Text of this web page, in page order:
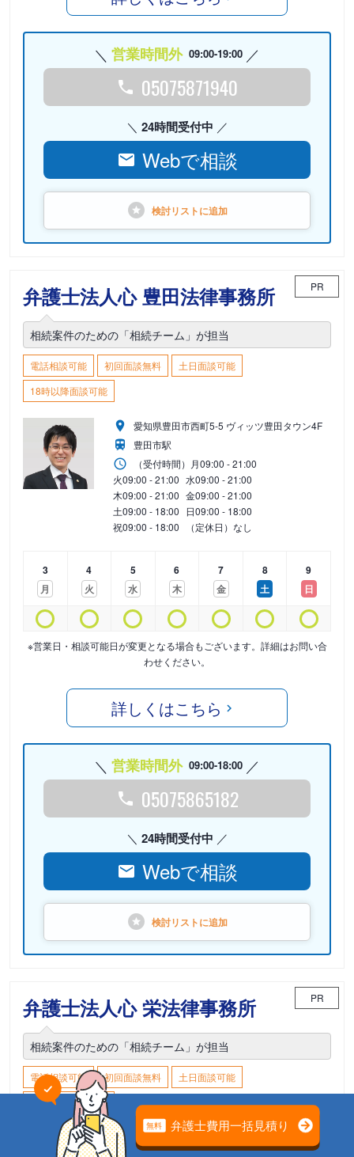
営業時間外 09:00-19:00
05075871940
24時間受付中
Webで相談
検討リストに追加
弁護士法人心 豊田法律事務所 PR
相続案件のための「相続チーム」が担当
電話相談可能 初回面談無料
土日面談可能
18時以降面談可能
愛知県豊田市西町5-5 ヴィッツ豊田タウン4F
豊田市駅
（受付時間） 月09:00 - 21:00
火09:00 - 21:00 水09:00 - 21:00
木09:00 - 21:00 金09:00 - 21:00
土09:00 - 18:00 日09:00 - 18:00
祝09:00 - 18:00 （定休日）なし
3
月
4
火
5
水
6
木
7
金
8
土
9
日
※営業日・相談可能日が変更となる場合もございます。詳細はお問い合
わせください。
詳しくはこちら
営業時間外 09:00-18:00
05075865182
24時間受付中
Webで相談
検討リストに追加
弁護士法人心 栄法律事務所 PR
相続案件のための「相続チーム」が担当
電話相談可能 初回面談無料
土日面談可能
18時以降面談可能
愛知県名古屋市中区栄3-16-1 松坂屋名古屋店
本館7F